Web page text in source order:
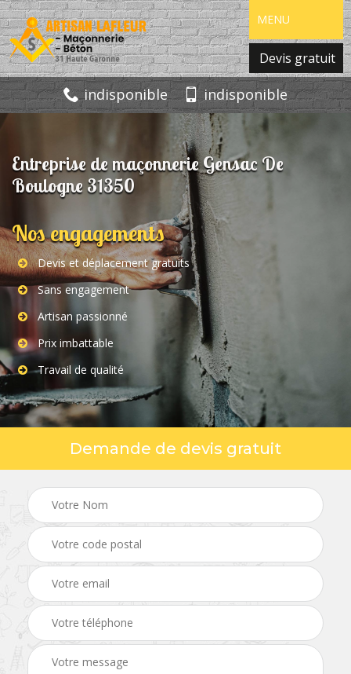
MENU
Devis gratuit
indisponible indisponible
Entreprise de maçonnerie Gensac De
Boulogne 31350
Nos engagements
Devis et déplacement gratuits
Sans engagement
Artisan passionné
Prix imbattable
Travail de qualité
Demande de devis gratuit